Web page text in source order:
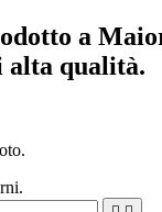
a
alta qualità.